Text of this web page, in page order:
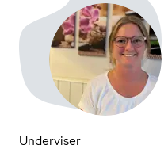
Underviser